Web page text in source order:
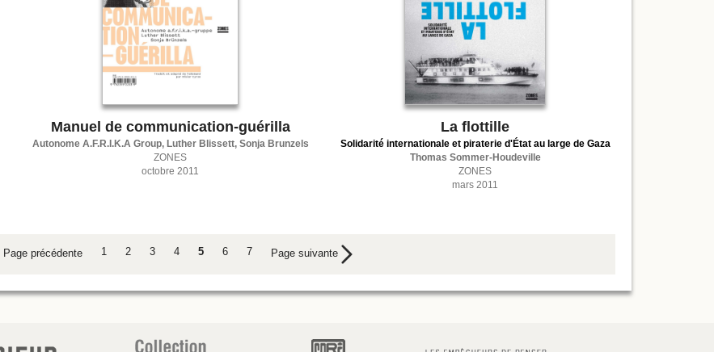
Manuel de communication-guérilla
Autonome A.F.R.I.K.A Group, Luther Blissett, Sonja Brunzels
ZONES
octobre 2011
La flottille
Solidarité internationale et piraterie d'État au large de Gaza
Thomas Sommer-Houdeville
ZONES
mars 2011
Page précédente 1 2 3 4 5 6 7 Page suivante